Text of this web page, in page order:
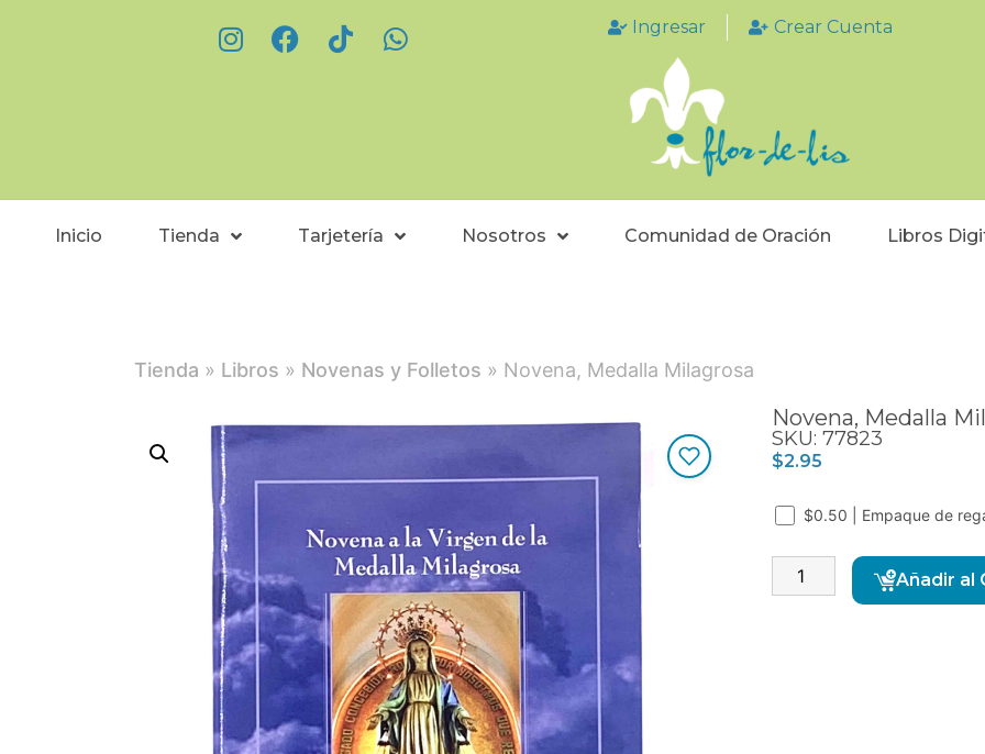
Ingresar Crear Cuenta
Inicio Tienda Tarjetería Nosotros Comunidad de Oración Libros
Tienda » Libros » Novenas y Folletos » Novena, Medalla Milagrosa
Novena, Medalla
SKU: 77823
$2.95
$0.50 | Empaque de
Añadir al